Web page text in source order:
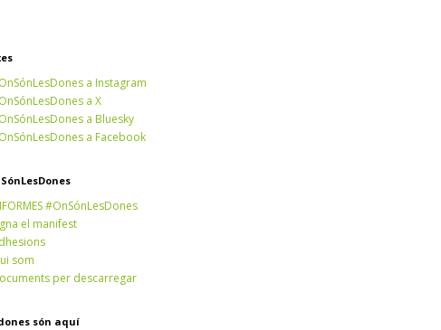
a Instagram
a X
a Bluesky
a Facebook
#OnSónLesDones
el manifest
som
per descarregar
són aquí